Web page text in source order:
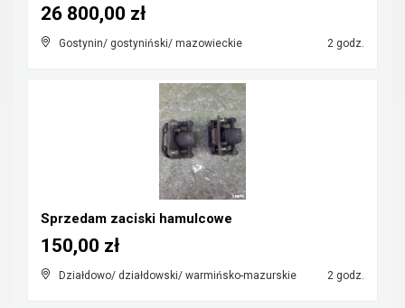
Gostynin/ gostyniński/ mazowieckie 2 godz.
26 800,00 zł
Sprzedam zaciski hamulcowe
Działdowo/ działdowski/ warmińsko-mazurskie 2 godz.
150,00 zł